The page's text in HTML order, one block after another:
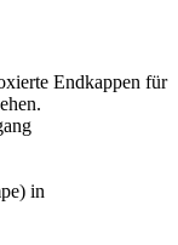
Endkappen für
in